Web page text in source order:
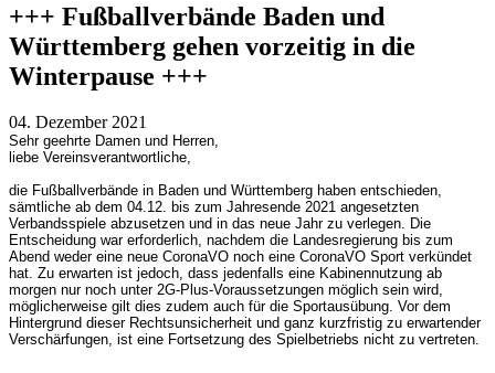
+++ Fußballverbände Baden und
Württemberg gehen vorzeitig in die
Winterpause +++
04. Dezember 2021
Sehr geehrte Damen und Herren,
liebe Vereinsverantwortliche,
die Fußballverbände in Baden und Württemberg haben entschieden,
sämtliche ab dem 04.12. bis zum Jahresende 2021 angesetzten
Verbandsspiele abzusetzen und in das neue Jahr zu verlegen. Die
Entscheidung war erforderlich, nachdem die Landesregierung bis zum
Abend weder eine neue CoronaVO noch eine CoronaVO Sport verkündet
hat. Zu erwarten ist jedoch, dass jedenfalls eine Kabinennutzung ab
morgen nur noch unter 2G-Plus-Voraussetzungen möglich sein wird,
möglicherweise gilt dies zudem auch für die Sportausübung. Vor dem
Hintergrund dieser Rechtsunsicherheit und ganz kurzfristig zu erwartender
Verschärfungen, ist eine Fortsetzung des Spielbetriebs nicht zu vertreten.